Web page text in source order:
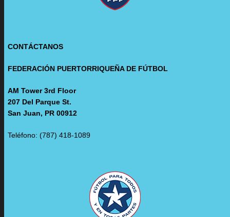
CONTÁCTANOS
FEDERACIÓN PUERTORRIQUEÑA DE FÚTBOL
AM Tower 3rd Floor
207 Del Parque St.
San Juan, PR 00912
Teléfono: (787) 418-1089